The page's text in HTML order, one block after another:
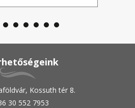
Kossuth tér 8.
30 552 7953